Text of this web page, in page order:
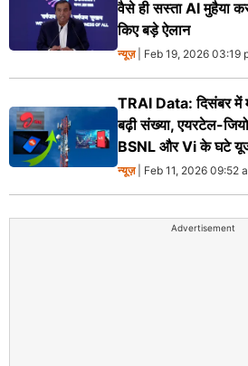
वैसे ही सस्ता AI मुहैया
किए बड़े ऐलान
न्यूज़| Feb 19, 2026 03:19
TRAI Data: दिसंबर में
बढ़ी संख्या, एयरटेल-
BSNL और Vi के घटे
न्यूज़| Feb 11, 2026 09:52
Advertisement